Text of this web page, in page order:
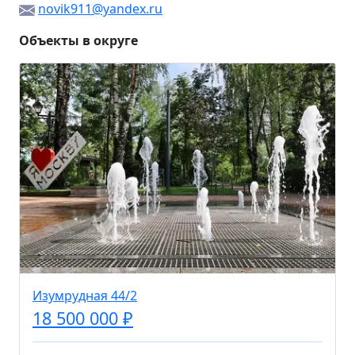
novik911@yandex.ru
Объекты в округе
Изумрудная 44/2
18 500 000 ₽